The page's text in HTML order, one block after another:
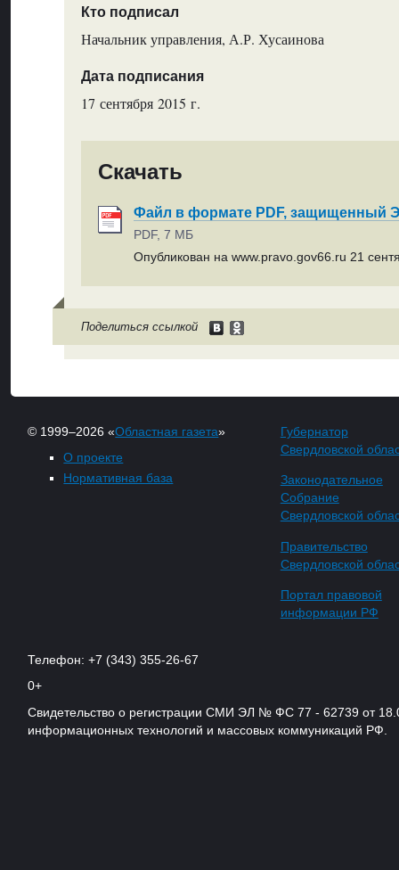
Кто подписал
Начальник управления, А.Р. Хусаинова
Дата подписания
17 сентября 2015 г.
Скачать
Файл в формате PDF, защищенный
PDF, 7 МБ
Опубликован на www.pravo.gov66.ru 21
Поделиться ссылкой
© 1999–2026 «Областная газета»
О проекте
Нормативная база
Губернатор
Свердловской
Законодательное
Собрание
Свердловской
Правительство
Свердловской
Портал правовой
информации РФ
Телефон: +7 (343) 355-26-67
0+
Свидетельство о регистрации СМИ ЭЛ № ФС 77 - 62739 от
информационных технологий и массовых коммуникаций РФ.